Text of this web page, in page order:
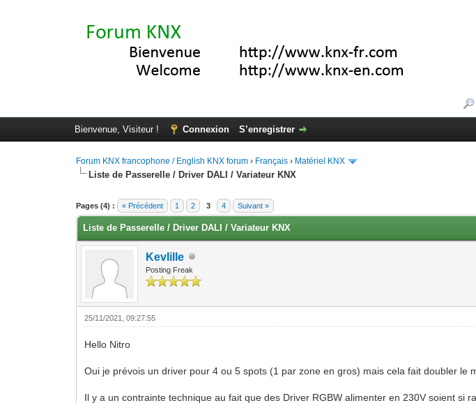
Bienvenue, Visiteur ! Connexion S’enregistrer
Forum KNX francophone / English KNX forum › Français › Matériel KNX
Liste de Passerelle / Driver DALI / Variateur KNX
Pages (4) : « Précédent 1 2 3 4 Suivant »
Moyenne : 5 (1 vote(s))
1
2
3
4
5
Liste de Passerelle / Driver DALI / Variateur KNX
Kevlille
Posting Freak
25/11/2021, 09:27:55
Hello Nitro
Oui je prévois un driver pour 4 ou 5 spots (1 par zone en gros) mais cela fait doubler le
Il y a un contrainte technique au fait que des Driver RGBW alimenter en 230V soient si